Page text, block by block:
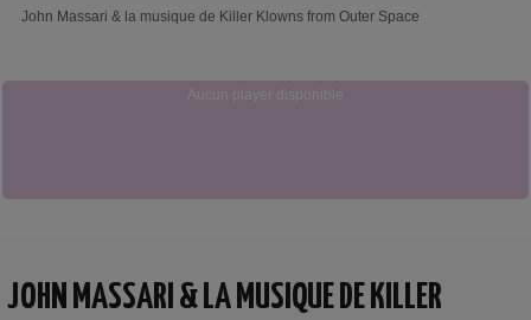
John Massari & la musique de Killer Klowns from Outer Space
Aucun player disponible
JOHN MASSARI & LA MUSIQUE DE KILLER